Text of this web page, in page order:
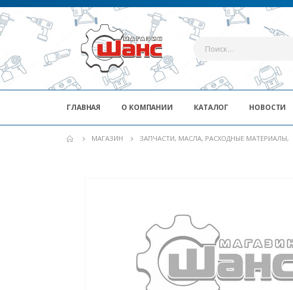
ГЛАВНАЯ О КОМПАНИИ КАТАЛОГ НОВОСТИ
МАГАЗИН ЗАПЧАСТИ, МАСЛА, РАСХОДНЫЕ МАТЕРИАЛЫ,